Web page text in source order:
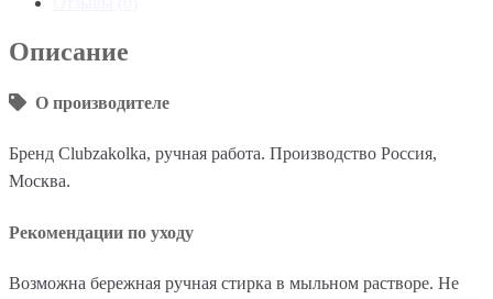
Описание
О производителе
Бренд Clubzakolka, ручная работа. Производство Россия,
Москва.
Рекомендации по уходу
Возможна бережная ручная стирка в мыльном растворе. Не